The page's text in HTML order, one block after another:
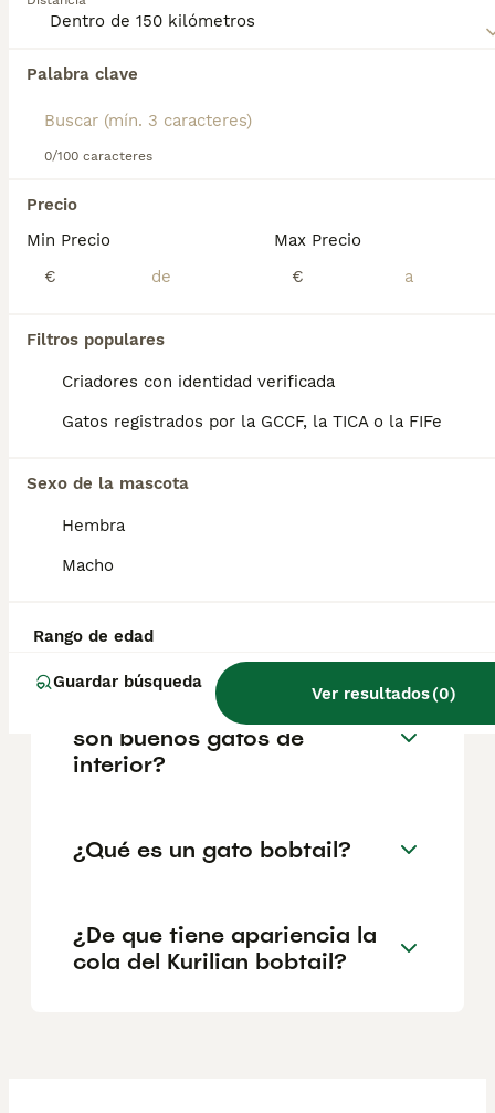
Palabra clave
0/100 caracteres
Precio
Min Precio
€
Max Precio
€
Filtros populares
Criadores con identidad verificada
Gatos registrados por la GCCF, la TICA o la FIFe
Sexo de la mascota
Hembra
Macho
Rango de edad
Guardar búsqueda
Ver resultados(0)
compra de Kurilean Bobtail de Pelo Corto para obtener
Encontramos 0 Kurilean Bobtail de Pelo
Asturias.
Si deseas exactamente esta búsqueda guarda tu
¿Cuánto cuesta un gato
Kurilian Bobtail?
variar según factores como el pedigrí, la
geográfica. Es fundamental acudir a
salud y el bienestar de los animales.
decisión.
¿Los gatos Kurilian bobtail
son buenos gatos de
interior?
¿Qué es un gato bobtail?
¿De que tiene apariencia la
cola del Kurilian bobtail?